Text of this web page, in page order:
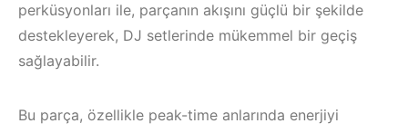
perküsyonları ile, parçanın akışını güçlü bir şekilde
destekleyerek, DJ setlerinde mükemmel bir geçiş
sağlayabilir.
Bu parça, özellikle peak-time anlarında enerjiyi